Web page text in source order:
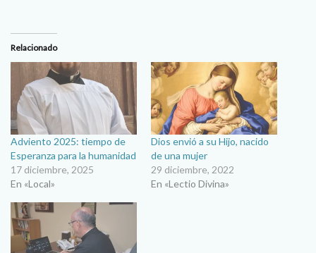
Relacionado
Adviento 2025: tiempo de
Esperanza para la humanidad
17 diciembre, 2025
En «Local»
Dios envió a su Hijo, nacido
de una mujer
29 diciembre, 2022
En «Lectio Divina»